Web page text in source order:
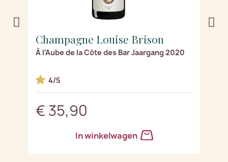
Champagne Louise Brison
À l'Aube de la Côte des Bar Jaargang 2020
4/5
€ 35,90
In winkelwagen